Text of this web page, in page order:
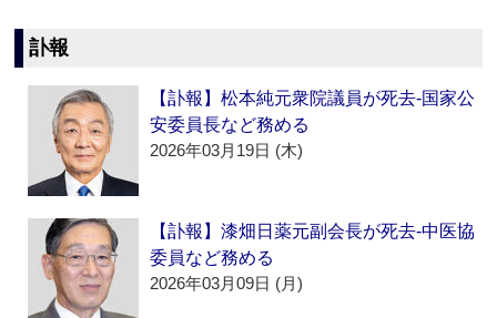
訃報
【訃報】松本純元衆院議員が死去‐国家公
安委員長など務める
2026年03月19日 (木)
【訃報】漆畑日薬元副会長が死去‐中医協
委員など務める
2026年03月09日 (月)